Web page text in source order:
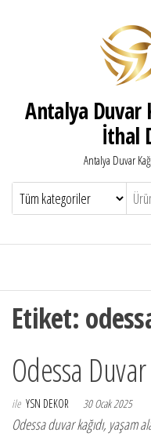
Antalya Duvar
İthal
Antalya Duvar
Etiket:
Odessa Duvar
ile YSN DEKOR 30 Ocak 2025
Odessa duvar kağıdı, yaşam